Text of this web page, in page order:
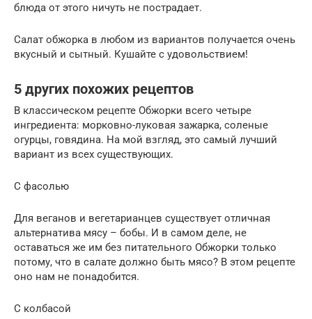
блюда от этого ничуть не пострадает.
Салат обжорка в любом из вариантов получается очень
вкусный и сытный. Кушайте с удовольствием!
5 других похожих рецептов
В классическом рецепте Обжорки всего четыре
ингредиента: морковно-луковая зажарка, соленые
огурцы, говядина. На мой взгляд, это самый лучший
вариант из всех существующих.
С фасолью
Для веганов и вегетарианцев существует отличная
альтернатива мясу – бобы. И в самом деле, не
оставаться же им без питательного Обжорки только
потому, что в салате должно быть мясо? В этом рецепте
оно нам не понадобится.
С колбасой